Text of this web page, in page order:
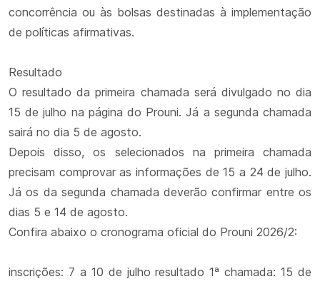
concorrência ou às bolsas destinadas à implementação
de políticas afirmativas.
Resultado
O resultado da primeira chamada será divulgado no dia
15 de julho na página do Prouni. Já a segunda chamada
sairá no dia 5 de agosto.
Depois disso, os selecionados na primeira chamada
precisam comprovar as informações de 15 a 24 de julho.
Já os da segunda chamada deverão confirmar entre os
dias 5 e 14 de agosto.
Confira abaixo o cronograma oficial do Prouni 2026/2:
inscrições: 7 a 10 de julho resultado 1ª chamada: 15 de